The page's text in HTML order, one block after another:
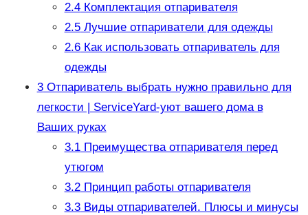
2.4Комплектация отпаривателя
2.5Лучшие отпариватели для одежды
2.6Как использовать отпариватель для
одежды
3Отпариватель выбрать нужно правильно для
легкости | ServiceYard-уют вашего дома в
Ваших руках
3.1Преимущества отпаривателя перед
утюгом
3.2Принцип работы отпаривателя
3.3Виды отпаривателей. Плюсы и минусы